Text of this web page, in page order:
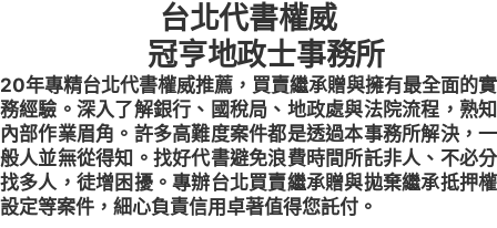
台北代書權威
冠亨地政士事務所
20年專精台北代書權威推薦，買賣繼承贈與擁有最全面的實
務經驗。深入了解銀行、國稅局、地政處與法院流程，熟知
內部作業眉角。許多高難度案件都是透過本事務所解決，一
般人並無從得知。找好代書避免浪費時間所託非人、不必分
找多人，徒增困擾。專辦台北買賣繼承贈與拋棄繼承抵押權
設定等案件，細心負責信用卓著值得您託付。